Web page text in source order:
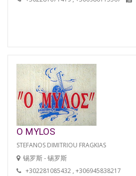
O MYLOS
STEFANOS DIMITRIOU FRAGKIAS
锡罗斯 - 锡罗斯
+302281085432 , +306945838217